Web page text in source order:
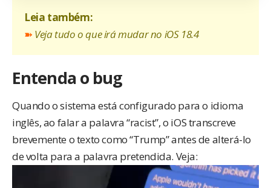
Leia também:
➽ Veja tudo o que irá mudar no iOS 18.4
Entenda o bug
Quando o sistema está configurado para o idioma
inglês, ao falar a palavra “racist”, o iOS transcreve
brevemente o texto como “Trump” antes de alterá-lo
de volta para a palavra pretendida. Veja: